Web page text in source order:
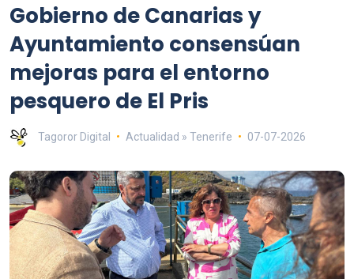
Gobierno de Canarias y
Ayuntamiento consensúan
mejoras para el entorno
pesquero de El Pris
Tagoror Digital Actualidad » Tenerife 07-07-2026